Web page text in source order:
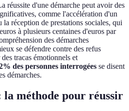
réussite d'une démarche peut avoir des
comme l'accélération d'un
réception de prestations sociales, qui
à plusieurs centaines d'euros par
des démarches
se défendre contre des refus
tracas émotionnels et
des personnes interrogées se disent
démarches.
la méthode pour réussir